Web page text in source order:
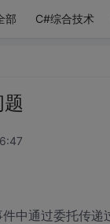
部 C#综合技术
中通过委托传递